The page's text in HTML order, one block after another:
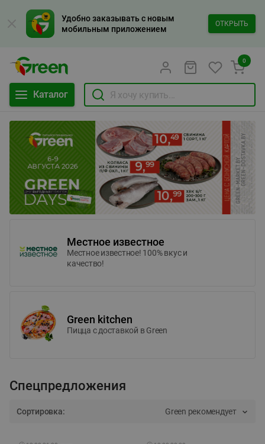
Удобно заказывать с новым
мобильным приложением
ОТКРЫТЬ
Каталог
0
Местное известное
Местное известное! 100% вкус и
качество!
Green kitchen
Пицца c доставкой в Green
Спецпредложения
Сортировка: Green рекомендует